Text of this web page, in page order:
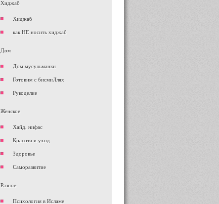
Хиджаб
Хиджаб
как НЕ носить хиджаб
Дом
Дом мусульманки
Готовим с бисмиЛлях
Рукоделие
Женское
Хайд, нифас
Красота и уход
Здоровье
Саморазвитие
Разное
Психология в Исламе